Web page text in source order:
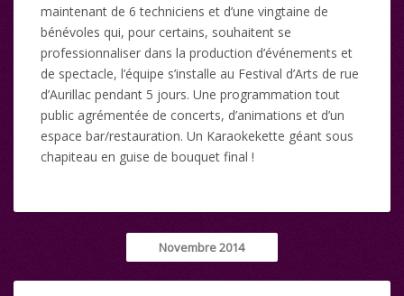
maintenant de 6 techniciens et d’une vingtaine de
bénévoles qui, pour certains, souhaitent se
professionnaliser dans la production d’événements et
de spectacle, l’équipe s’installe au Festival d’Arts de rue
d’Aurillac pendant 5 jours. Une programmation tout
public agrémentée de concerts, d’animations et d’un
espace bar/restauration. Un Karaokekette géant sous
chapiteau en guise de bouquet final !
Novembre 2014